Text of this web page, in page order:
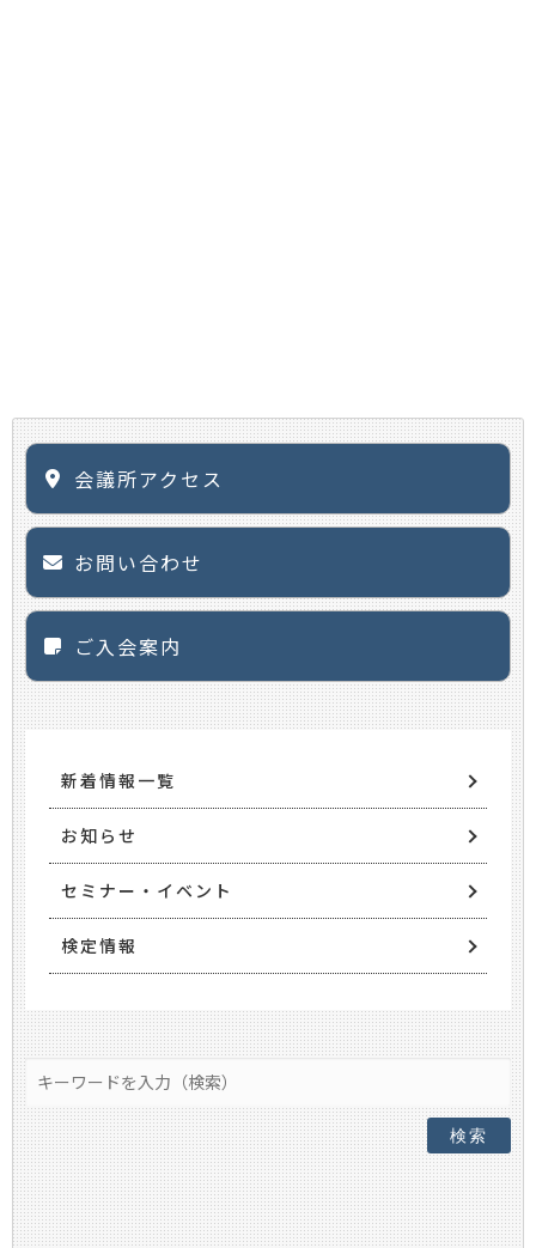
会議所アクセス
お問い合わせ
ご入会案内
新着情報一覧
お知らせ
セミナー・イベント
検定情報
検索